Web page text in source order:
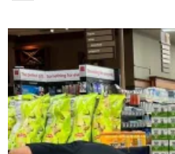
が好評です。VIPレベルは降
第7位 Rainbet
レビューを読む
レインベットは、2023年に
類以上のスロットゲームに